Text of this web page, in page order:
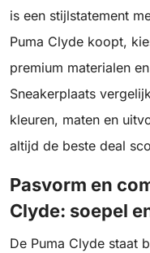
is een stijlstatement
Puma Clyde koopt,
premium materialen
Sneakerplaats
kleuren, maten en
altijd de beste deal
Pasvorm en
Clyde: soepel
De Puma Clyde staat